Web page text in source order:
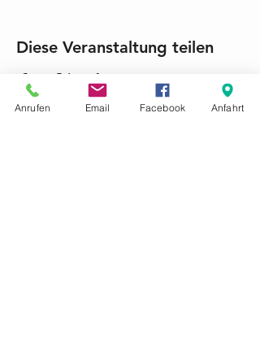
Diese Veranstaltung teilen
Anrufen Email Facebook Anfahrt